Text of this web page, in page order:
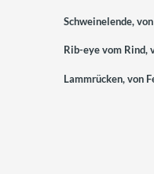
Schweinelende,
Rib-eye vom Rind,
Lammrücken, von